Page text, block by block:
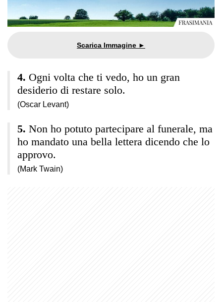
Ogni volta che ti vedo, ho un gran
desiderio di restare solo.
(Oscar Levant)
Non ho potuto partecipare al funerale, ma
ho mandato una bella lettera dicendo che lo
approvo.
(Mark Twain)